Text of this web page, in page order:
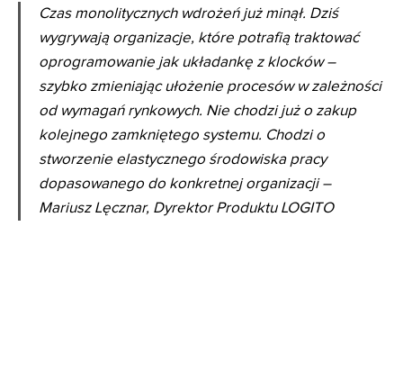
Czas monolitycznych wdrożeń już minął. Dziś
wygrywają organizacje, które potrafią traktować
oprogramowanie jak układankę z klocków –
szybko zmieniając ułożenie procesów w zależności
od wymagań rynkowych. Nie chodzi już o zakup
kolejnego zamkniętego systemu. Chodzi o
stworzenie elastycznego środowiska pracy
dopasowanego do konkretnej organizacji –
Mariusz Lęcznar, Dyrektor Produktu LOGITO